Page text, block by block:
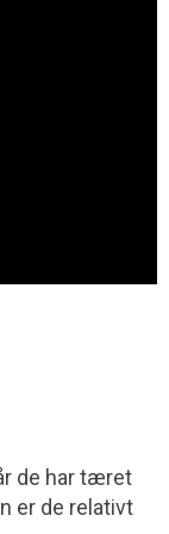
de har tæret
er de relativt